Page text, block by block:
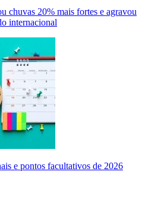
chuvas 20% mais fortes e agravou
internacional
e pontos facultativos de 2026